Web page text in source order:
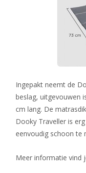
Ingepakt neemt de
beslag, uitgevouwen
cm lang. De
Dooky Traveller is
eenvoudig schoon te
Meer informatie vind